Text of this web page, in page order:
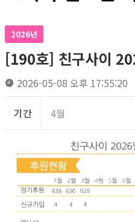
2026년
[190호] 친구사이
2026-05-08 오후 17:55:20
기간 4월